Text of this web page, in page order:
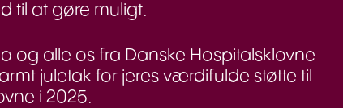
til at gøre muligt.
og alle os fra Danske Hospitalsklovne
juletak for jeres værdifulde støtte til
i 2025.